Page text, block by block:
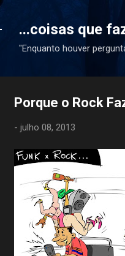
...coisas que
"Enquanto houver
Porque o Rock
- julho 08, 2013